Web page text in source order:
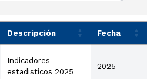
Descripción Fecha
Indicadores
estadisticos 2025
2025